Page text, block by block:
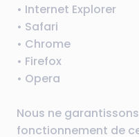
• Internet Explorer
• Safari
• Chrome
• Firefox
• Opera
Nous ne
fonctionnement de